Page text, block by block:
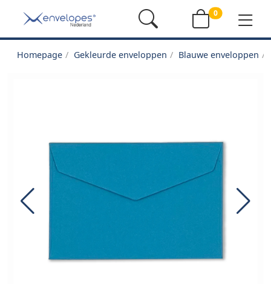
0
Homepage Gekleurde enveloppen Blauwe enveloppen